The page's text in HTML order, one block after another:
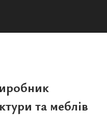
та меблів